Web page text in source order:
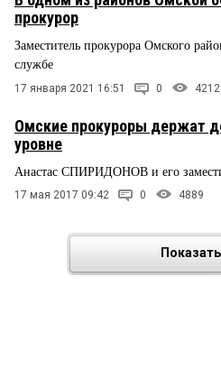
прокурор
Заместитель прокурора Омского
службе
17 января 2021 16:51 0 4212
Омские прокуроры держат
уровне
Анастас СПИРИДОНОВ и его
17 мая 2017 09:42 0 4889